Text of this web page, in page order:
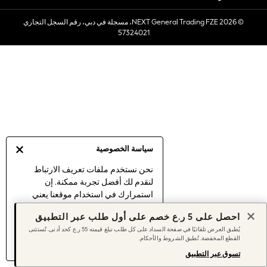
سياسة الخصوصية
نحن نستخدم ملفات تعريف الارتباط
لنقدم لك أفضل تجربة ممكنة. إن
استمرارك في استخدام موقعنا يعني
الارتباط.
اكتشف المزيد عن إدارة إعدادات ملفات
تعريف الارتباط (الكوكيز).
Sets & Outfits
Linen Collection
Women's Holiday Shop
Women's Travel Styles
Linen Collection
Tops & T-Shirts
Cover Ups & Kaftans
Sandals
Swimwear
© 2026 NEXT General Trading FZE، مسجلة في دبي، رقم السجل التجاري
57324021
احصل على 5 ر.ع خصم على أول طلب عبر التطبيق
يُطبق العرض تلقائيًا في صفحة السداد على كل طلب تبلغ قيمته 55 ر.ع كحد أدنى. تُستثنى
القطع المخفضة. تُطبق الشروط والأحكام.
تسوق عبر التطبيق